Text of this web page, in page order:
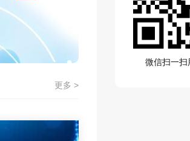
更多 >
微信扫一扫